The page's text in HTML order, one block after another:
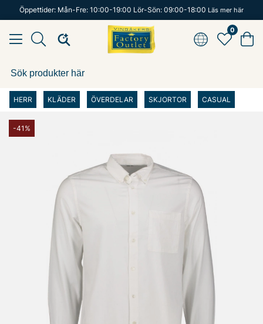
Öppettider: Mån-Fre: 10:00-19:00 Lör-Sön: 09:00-18:00 Läs mer här
0
HERR KLÄDER ÖVERDELAR SKJORTOR CASUAL
-41%